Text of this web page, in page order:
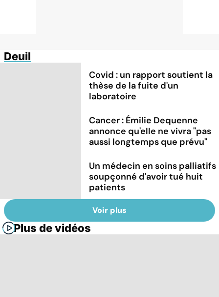
Deuil
Covid : un rapport soutient la
thèse de la fuite d'un
laboratoire
Cancer : Émilie Dequenne
annonce qu'elle ne vivra "pas
aussi longtemps que prévu"
Un médecin en soins palliatifs
soupçonné d'avoir tué huit
patients
Voir plus
Plus de vidéos